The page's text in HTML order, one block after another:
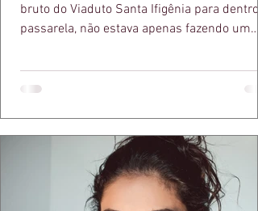
bruto do Viaduto Santa Ifigênia para dentro
passarela, não estava apenas fazendo um
a apresentadora e influenciadora Juliana
defende há tempos, o de que moda
estruturas geométricas, volumes
aquele concreto aparente típico da
arquitetura paulistana em peças de vestir,